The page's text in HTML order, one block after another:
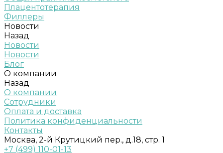
Плацентотерапия
Филлеры
Новости
Назад
Новости
Новости
Блог
О компании
Назад
О компании
Сотрудники
Оплата и доставка
Политика конфиденциальности
Контакты
Москва, 2-й Крутицкий пер., д.18, стр. 1
+7 (499) 110-01-13